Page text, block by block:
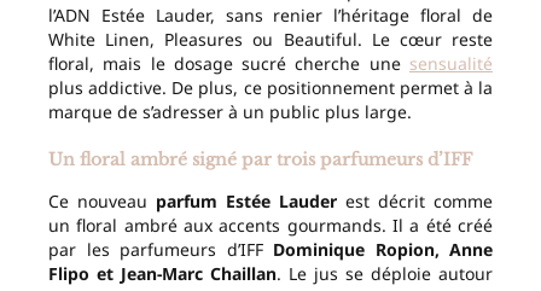
l’ADN Estée Lauder, sans renier l’héritage floral de
White Linen, Pleasures ou Beautiful. Le cœur reste
floral, mais le dosage sucré cherche une sensualité
plus addictive. De plus, ce positionnement permet à la
marque de s’adresser à un public plus large.
Un floral ambré signé par trois parfumeurs d’IFF
Ce nouveau parfum Estée Lauder est décrit comme
un floral ambré aux accents gourmands. Il a été créé
par les parfumeurs d’IFF Dominique Ropion, Anne
Flipo et Jean-Marc Chaillan. Le jus se déploie autour